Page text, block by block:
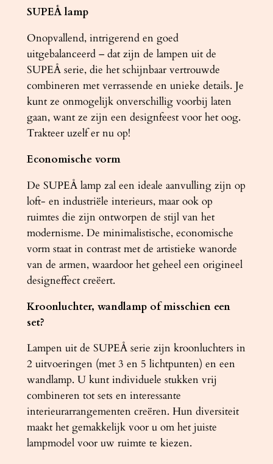
r
O
O
P
3
c
h
r
o
m
a
a
n
t
a
l
SUPEÅ lamp
Onopvallend, intrigerend en goed
uitgebalanceerd – dat zijn de lampen uit de
SUPEÅ serie, die het schijnbaar vertrouwde
combineren met verrassende en unieke details. Je
kunt ze onmogelijk onverschillig voorbij laten
gaan, want ze zijn een designfeest voor het oog.
Trakteer uzelf er nu op!
Economische vorm
De SUPEÅ lamp zal een ideale aanvulling zijn op
loft- en industriële interieurs, maar ook op
ruimtes die zijn ontworpen de stijl van het
modernisme. De minimalistische, economische
vorm staat in contrast met de artistieke wanorde
van de armen, waardoor het geheel een origineel
designeffect creëert.
Kroonluchter, wandlamp of misschien een
set?
Lampen uit de SUPEÅ serie zijn kroonluchters in
2 uitvoeringen (met 3 en 5 lichtpunten) en een
wandlamp. U kunt individuele stukken vrij
combineren tot sets en interessante
interieurarrangementen creëren. Hun diversiteit
maakt het gemakkelijk voor u om het juiste
lampmodel voor uw ruimte te kiezen.